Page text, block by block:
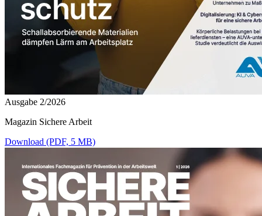
Ausgabe 2/2026
Magazin Sichere Arbeit
Download (PDF, 5 MB)